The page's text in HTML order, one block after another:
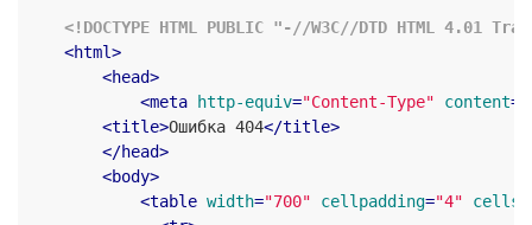
<!DOCTYPE HTML PUBLIC "-//W3C//DTD HTML
<html>
<head>
<meta http-equiv="Content-Type" content=
<title>Ошибка 404</title>
</head>
<body>
<table width="700" cellpadding="4"